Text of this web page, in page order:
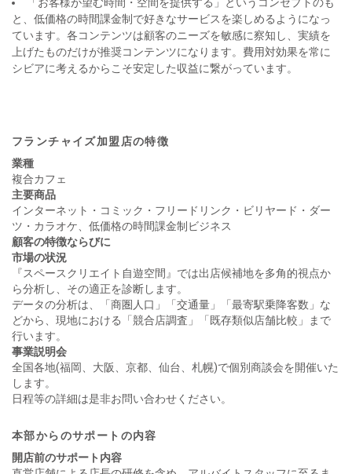
と、低価格の時間課金制で好きなサービスを楽しめるようになっ
ています。各コンテンツは顧客のニーズを敏感に察知し、実績を
上げたものだけが推奨コンテンツになります。費用対効果を常に
シビアに考えるからこそ安定した収益に繋がっています。
フランチャイズ加盟店の特徴
業種
複合カフェ
主要商品
インターネット・コミック・フリードリンク・ビリヤード・ダー
ツ・カラオケ、低価格の時間課金制ビジネス
顧客の特徴ならびに
市場の状況
『スペースクリエイト自遊空間』では出店候補地を多角的視点か
ら分析し、その適正を診断します。
データの分析は、「商圏人口」「交通量」「最寄駅乗降客数」な
どから、現地における「競合店調査」「既存類似店舗比較」まで
行います。
事業説明会
全国各地(福岡、大阪、京都、仙台、札幌)で個別商談会を開催いた
します。
日程等の詳細は是非お問い合わせください。
本部からのサポートの内容
開店前のサポート内容